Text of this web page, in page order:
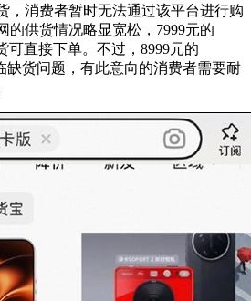
，消费者暂时无法通过该平台进行购
的供货情况略显宽松，7999元的
可直接下单。不过，8999元的
缺货问题，有此意向的消费者需要耐